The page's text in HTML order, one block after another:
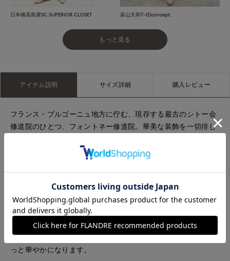
日本橋高島屋SC SUPERIOR CLOSET 富山大和7-IDconcept.
もっと見る
アイテム説明 サイズ詳細 購入レビュー
フランス・ブルゴーニュ地方に佇む、現存する最古のシトー会
修道院のひとつ、フォントネー修道院。華美な装飾を一切排し
でありながら美しいガラス窓。厳しくも長い歴史の中で、自然
持つ本来の美しさをあらためて見つめ直しました。その豊かな
自然への敬意と想いを、この柄に込めています。manipuriのス
カーフは、日本の職人が1枚ずつ手捺染し、端を手巻きで仕上げ
ております。生地は12匁綾織りシルクを使用。薄すぎず厚すぎ
ず、とても滑らかです。シルクの艶やかな光沢感がカラーリン
グに更に明るさをプラスしてくれるので、コーディネートがぐ
っと華やかになります。